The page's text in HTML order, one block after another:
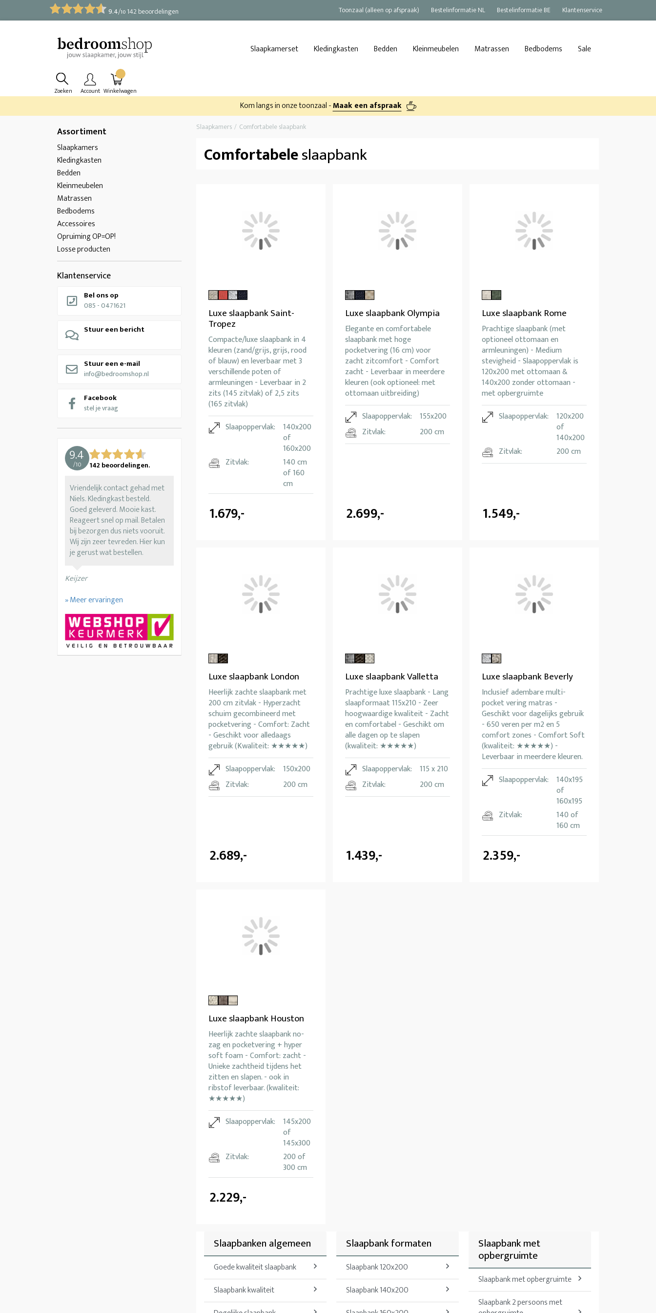
9.4/10 142 beoordelingen Toonzaal (alleen op afspraak) Bestelinformatie NL Bestelinformatie BE Klantenservice
Slaapkamerset Kledingkasten Bedden Kleinmeubelen Matrassen Bedbodems Sale
Zoeken Account Winkelwagen
Kom langs in onze toonzaal -Maak een afspraak
Assortiment
Slaapkamers
Kledingkasten
Bedden
Kleinmeubelen
Matrassen
Bedbodems
Accessoires
Opruiming OP=OP!
Losse producten
Klantenservice
Bel ons op
085 - 0471621
Stuur een bericht
Stuur een e-mail
info@bedroomshop.nl
Facebook
stel je vraag
9.4
/10 142 beoordelingen.
Vriendelijk contact gehad met
Niels. Kledingkast besteld.
Goed geleverd. Mooie kast.
Reageert snel op mail. Betalen
bij bezorgen dus niets vooruit.
Wij zijn zeer tevreden. Hier kun
je gerust wat bestellen.
Keijzer
» Meer ervaringen
Slaapkamers Comfortabele slaapbank
Comfortabeleslaapbank
Luxe slaapbank Saint-
Tropez
Compacte/luxe slaapbank in 4
kleuren (zand/grijs, grijs, rood
of blauw) en leverbaar met 3
verschillende poten of
armleuningen - Leverbaar in 2
zits (145 zitvlak) of 2,5 zits
(165 zitvlak)
Slaapoppervlak:
140x200
of
160x200
Zitvlak:
140 cm
of 160
cm
1.679,-
Luxe slaapbank Olympia
Elegante en comfortabele
slaapbank met hoge
pocketvering (16 cm) voor
zacht zitcomfort - Comfort
zacht - Leverbaar in meerdere
kleuren (ook optioneel: met
ottomaan uitbreiding)
Slaapoppervlak:
155x200
Zitvlak:
200 cm
2.699,-
Luxe slaapbank Rome
Prachtige slaapbank (met
optioneel ottomaan en
armleuningen) - Medium
stevigheid - Slaapoppervlak is
120x200 met ottomaan &
140x200 zonder ottomaan -
met opbergruimte
Slaapoppervlak:
120x200
of
140x200
Zitvlak:
200 cm
1.549,-
Luxe slaapbank London
Heerlijk zachte slaapbank met
200 cm zitvlak - Hyperzacht
schuim gecombineerd met
pocketvering - Comfort: Zacht
- Geschikt voor alledaags
gebruik (Kwaliteit: ★★★★★)
Slaapoppervlak:
150x200
Zitvlak:
200 cm
2.689,-
Luxe slaapbank Valletta
Prachtige luxe slaapbank - Lang
slaapformaat 115x210 - Zeer
hoogwaardige kwaliteit - Zacht
en comfortabel - Geschikt om
alle dagen op te slapen
(kwaliteit: ★★★★★)
Slaapoppervlak:
115 x 210
Zitvlak:
200 cm
1.439,-
Luxe slaapbank Beverly
Inclusief adembare multi-
pocket vering matras -
Geschikt voor dagelijks gebruik
- 650 veren per m2 en 5
comfort zones - Comfort Soft
(kwaliteit: ★★★★★) -
Leverbaar in meerdere kleuren.
Slaapoppervlak:
140x195
of
160x195
Zitvlak:
140 of
160 cm
2.359,-
Luxe slaapbank Houston
Heerlijk zachte slaapbank no-
zag en pocketvering + hyper
soft foam - Comfort: zacht -
Unieke zachtheid tijdens het
zitten en slapen. - ook in
ribstof leverbaar. (kwaliteit:
★★★★★)
Slaapoppervlak:
145x200
of
145x300
Zitvlak:
200 of
300 cm
2.229,-
Slaapbanken algemeen
Goede kwaliteit slaapbank
Slaapbank kwaliteit
Slaapbank formaten
Slaapbank 120x200
Slaapbank 140x200
Slaapbank met
opbergruimte
Slaapbank met opbergruimte
Slaapbank 2 persoons met